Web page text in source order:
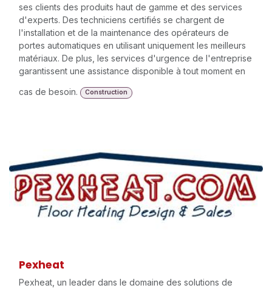
ses clients des produits haut de gamme et des services
d'experts. Des techniciens certifiés se chargent de
l'installation et de la maintenance des opérateurs de
portes automatiques en utilisant uniquement les meilleurs
matériaux. De plus, les services d'urgence de l'entreprise
garantissent une assistance disponible à tout moment en
cas de besoin.
Construction
Pexheat
Pexheat, un leader dans le domaine des solutions de